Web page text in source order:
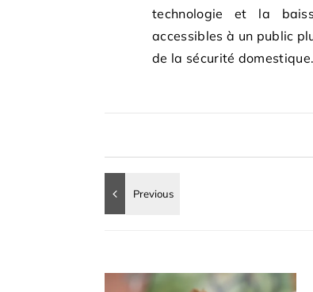
technologie et la
accessibles à un public
de la sécurité domestique.